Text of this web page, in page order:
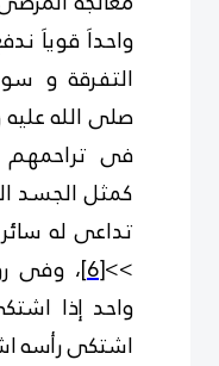
واحداَ قوياَ
التفرقة و
صلى الله
فى
كمثل الجسد
تداعى له
>>
[6] ، وفى
واحد إذا
اشتكى رأسه